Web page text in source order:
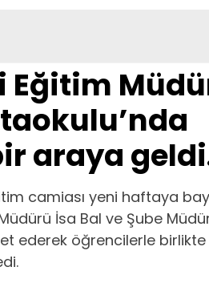
Eğitim
araya
camiası yeni haftaya
İsa Bal ve Şube
ederek öğrencilerle